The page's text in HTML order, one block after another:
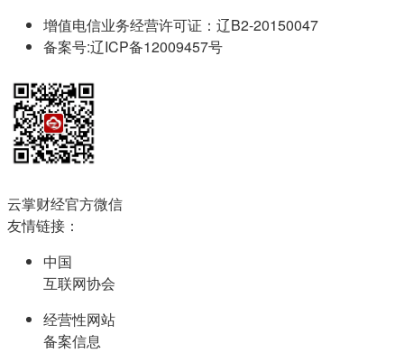
增值电信业务经营许可证：辽B2-20150047
备案号:辽ICP备12009457号
云掌财经官方微信
友情链接：
中国
互联网协会
经营性网站
备案信息